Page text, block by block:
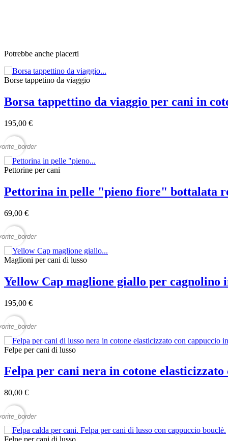
Potrebbe anche piacerti
Borse tappetino da viaggio
Borsa tappettino da viaggio per cani in
195,00 €
Pettorine per cani
Pettorina in pelle "pieno fiore" bottalata
69,00 €
Maglioni per cani di lusso
Yellow Cap maglione giallo per
195,00 €
Felpe per cani di lusso
Felpa per cani nera in cotone
80,00 €